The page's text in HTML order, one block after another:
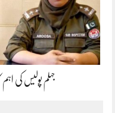
جہلم پولیس کی اہم کاروائی، 16